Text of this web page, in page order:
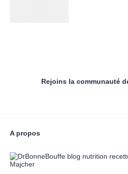
Rejoins la communauté
A propos